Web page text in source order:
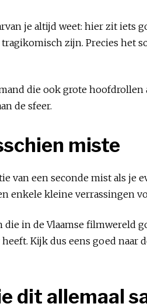
je altijd weet: hier zit iets
zijn. Precies het
die ook grote hoofdrollen
de sfeer.
miste
een seconde mist als je
enkele kleine verrassingen
in de Vlaamse filmwereld
Kijk dus eens goed naar
dit allemaal